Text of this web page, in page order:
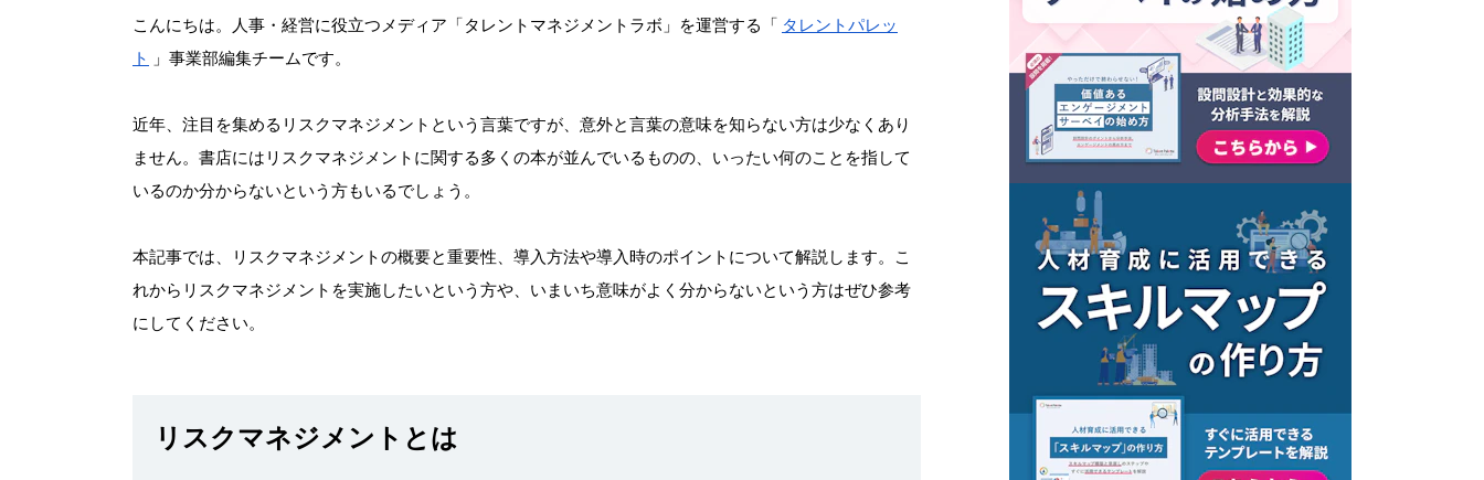
こんにちは。人事・経営に役立つメディア「タレントマネジメントラボ」を運営する「 タレントパレッ
ト
」事業部編集チームです。
近年、注目を集めるリスクマネジメントという言葉ですが、意外と言葉の意味を知らない方は少なくあり
ません。書店にはリスクマネジメントに関する多くの本が並んでいるものの、いったい何のことを指して
いるのか分からないという方もいるでしょう。
本記事では、リスクマネジメントの概要と重要性、導入方法や導入時のポイントについて解説します。こ
れからリスクマネジメントを実施したいという方や、いまいち意味がよく分からないという方はぜひ参考
にしてください。
リスクマネジメントとは